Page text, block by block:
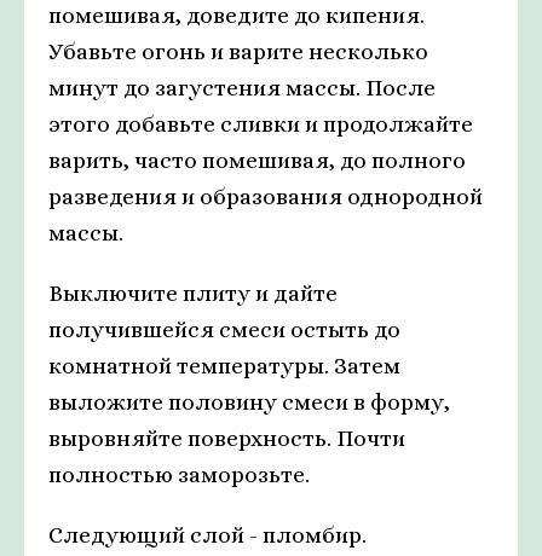
помешивая, доведите до кипения.
Убавьте огонь и варите несколько
минут до загустения массы. После
этого добавьте сливки и продолжайте
варить, часто помешивая, до полного
разведения и образования однородной
массы.
Выключите плиту и дайте
получившейся смеси остыть до
комнатной температуры. Затем
выложите половину смеси в форму,
выровняйте поверхность. Почти
полностью заморозьте.
Следующий слой - пломбир.